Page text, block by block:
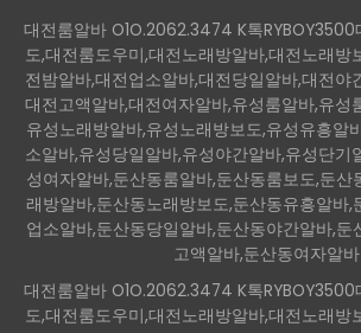
대전룸알바 O1O.2062.3474 K톡
도,대전룸도우미,대전노래방알바,대전노래방
전밤알바,대전업소알바,대전당일알바,대전야
대전고액알바,대전여자알바,유성룸알바,유성
유성노래방알바,유성노래방보도,유성유흥알
소알바,유성당일알바,유성야간알바,유성단기
성여자알바,둔산동룸알바,둔산동룸보도,둔산
래방알바,둔산동노래방보도,둔산동유흥알바,
업소알바,둔산동당일알바,둔산동야간알바,둔
고액알바,둔산동여자알바
대전룸알바 O1O.2062.3474 K톡
도,대전룸도우미,대전노래방알바,대전노래방